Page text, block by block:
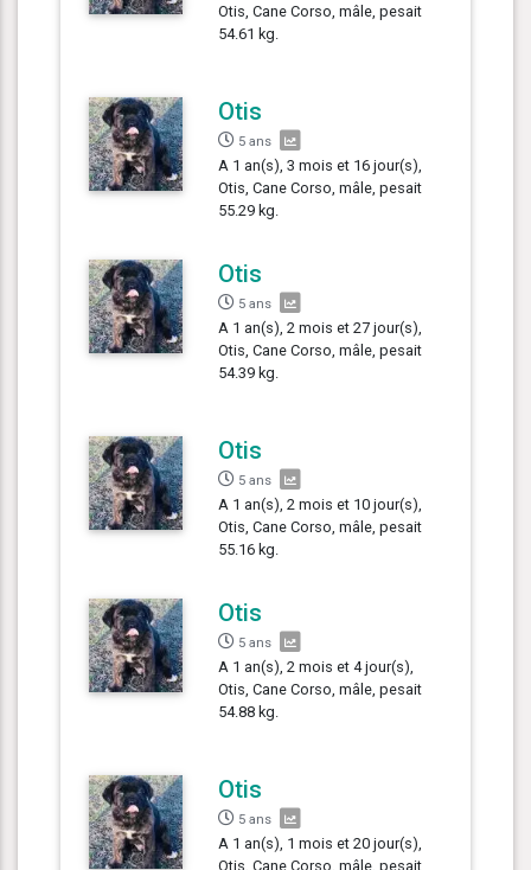
Otis, Cane Corso, mâle, pesait
54.61 kg.
Otis
5 ans
A 1 an(s), 3 mois et 16 jour(s),
Otis, Cane Corso, mâle, pesait
55.29 kg.
Otis
5 ans
A 1 an(s), 2 mois et 27 jour(s),
Otis, Cane Corso, mâle, pesait
54.39 kg.
Otis
5 ans
A 1 an(s), 2 mois et 10 jour(s),
Otis, Cane Corso, mâle, pesait
55.16 kg.
Otis
5 ans
A 1 an(s), 2 mois et 4 jour(s),
Otis, Cane Corso, mâle, pesait
54.88 kg.
Otis
5 ans
A 1 an(s), 1 mois et 20 jour(s),
Otis, Cane Corso, mâle, pesait